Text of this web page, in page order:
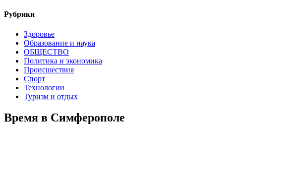
Рубрики
Здоровье
Образование и наука
ОБЩЕСТВО
Политика и экономика
Происшествия
Спорт
Технологии
Туризм и отдых
Время в Симферополе